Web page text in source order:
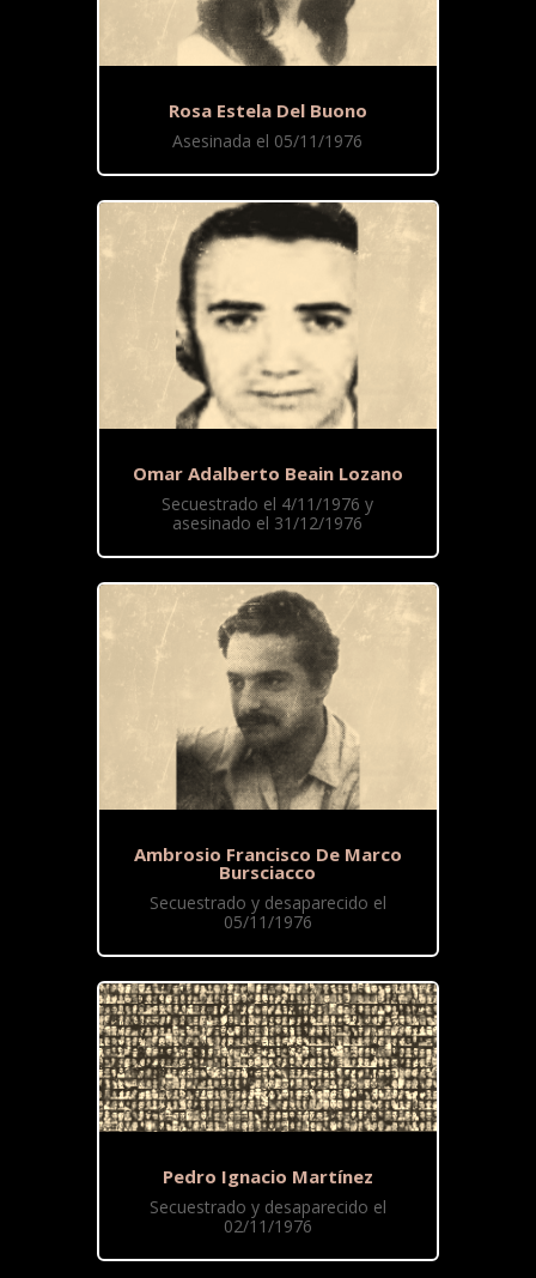
Rosa Estela Del Buono
Asesinada el 05/11/1976
Omar Adalberto Beain Lozano
Secuestrado el 4/11/1976 y
asesinado el 31/12/1976
Ambrosio Francisco De Marco
Bursciacco
Secuestrado y desaparecido el
05/11/1976
Pedro Ignacio Martínez
Secuestrado y desaparecido el
02/11/1976